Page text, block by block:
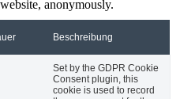
anonymously.
Beschreibung
Set by the GDPR Cookie
Consent plugin, this
cookie is used to record